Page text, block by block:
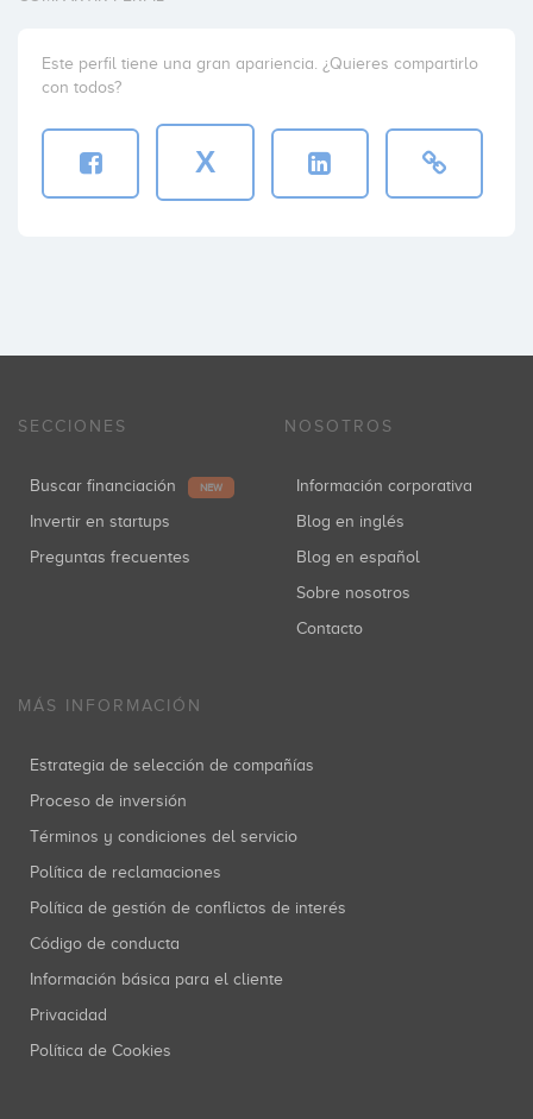
Este perfil tiene una gran apariencia. ¿Quieres compartirlo
con todos?
X
SECCIONES
Buscar financiación NEW
Invertir en startups
Preguntas frecuentes
NOSOTROS
Información corporativa
Blog en inglés
Blog en español
Sobre nosotros
Contacto
MÁS INFORMACIÓN
Estrategia de selección de compañías
Proceso de inversión
Términos y condiciones del servicio
Política de reclamaciones
Política de gestión de conflictos de interés
Código de conducta
Información básica para el cliente
Privacidad
Política de Cookies